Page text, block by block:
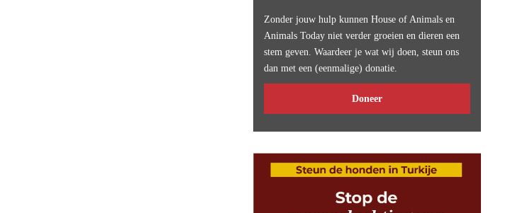
Zonder jouw hulp kunnen House of Animals en
Animals Today niet verder groeien en dieren een
stem geven. Waardeer je wat wij doen, steun ons
dan met een (eenmalige) donatie.
Doneer